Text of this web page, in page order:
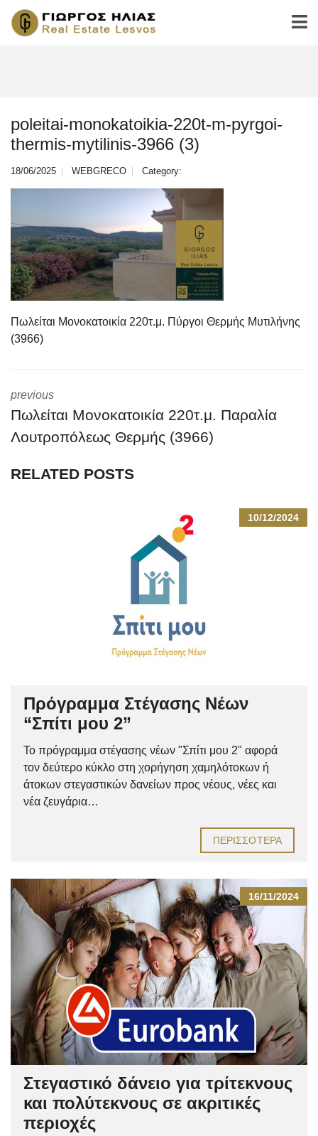
poleitai-monokatoikia-220t-m-pyrgoi-
thermis-mytilinis-3966 (3)
18/06/2025 WEBGRECO Category:
Πωλείται Μονοκατοικία 220τ.μ. Πύργοι Θερμής Μυτιλήνης
(3966)
previous
Πωλείται Μονοκατοικία 220τ.μ. Παραλία
Λουτροπόλεως Θερμής (3966)
RELATED POSTS
10/12/2024
Πρόγραμμα Στέγασης Νέων
“Σπίτι μου 2”
Το πρόγραμμα στέγασης νέων "Σπίτι μου 2" αφορά
τον δεύτερο κύκλο στη χορήγηση χαμηλότοκων ή
άτοκων στεγαστικών δανείων προς νέους, νέες και
νέα ζευγάρια…
ΠΕΡΙΣΣΌΤΕΡΑ
16/11/2024
Στεγαστικό δάνειο για τρίτεκνους
και πολύτεκνους σε ακριτικές
περιοχές